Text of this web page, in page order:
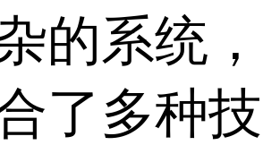
的系统，
了多种技